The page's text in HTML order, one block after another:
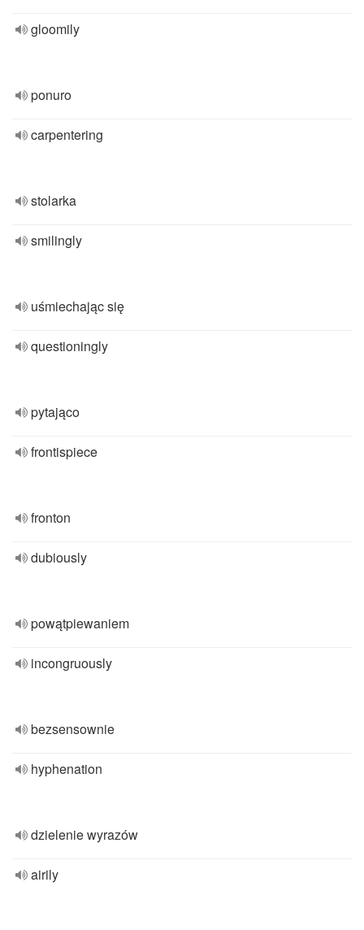
gloomily
ponuro
carpentering
stolarka
smilingly
uśmiechając się
questioningly
pytająco
frontispiece
fronton
dubiously
powątpiewaniem
incongruously
bezsensownie
hyphenation
dzielenie wyrazów
airily